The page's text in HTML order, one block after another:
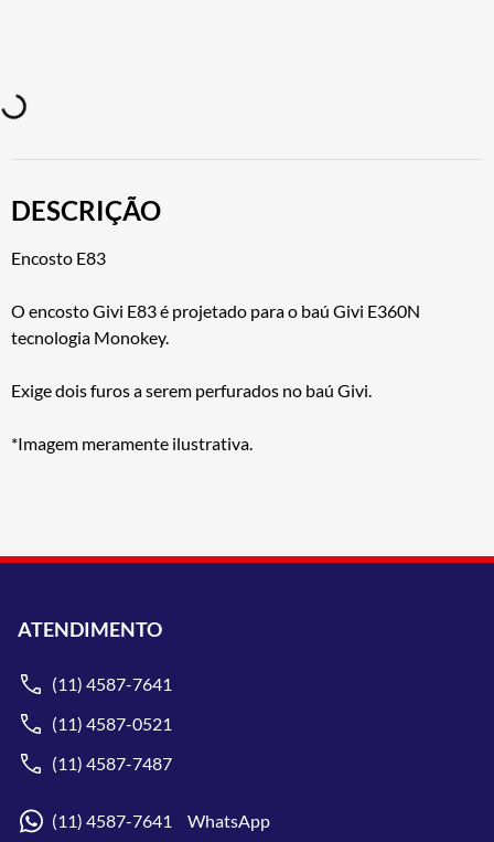
DESCRIÇÃO
Encosto E83
O encosto Givi E83 é projetado para o baú Givi E360N
tecnologia Monokey.
Exige dois furos a serem perfurados no baú Givi.
*Imagem meramente ilustrativa.
ATENDIMENTO
(11) 4587-7641
(11) 4587-0521
(11) 4587-7487
(11) 4587-7641 WhatsApp